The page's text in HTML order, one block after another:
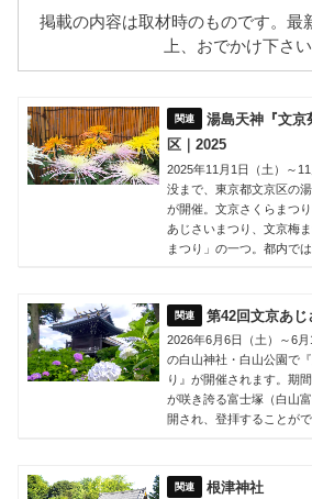
掲載の内容は取材時のものです。最
上、おでかけ下さい
湯島天神『文京
区｜2025
2025年11月1日（土）～
没まで、東京都文京区の
が開催。文京さくらまつ
あじさいまつり、文京梅
まつり」の一つ。都内で
第42回文京あ
2026年6月6日（土）～6
の白山神社・白山公園で
り』が開催されます。期
が咲き誇る富士塚（白山
開され、登拝することが
根津神社